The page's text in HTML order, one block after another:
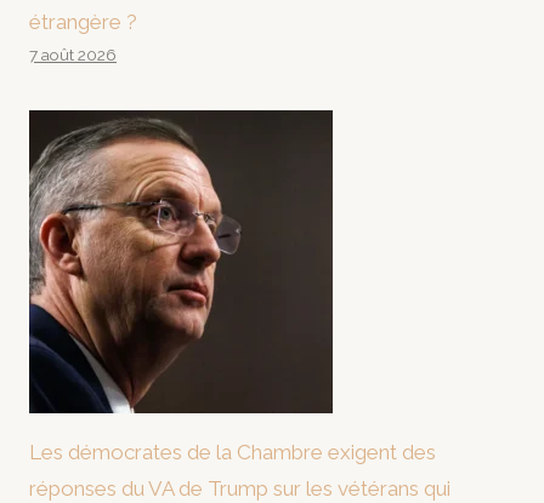
étrangère ?
7 août 2026
Les démocrates de la Chambre exigent des
réponses du VA de Trump sur les vétérans qui